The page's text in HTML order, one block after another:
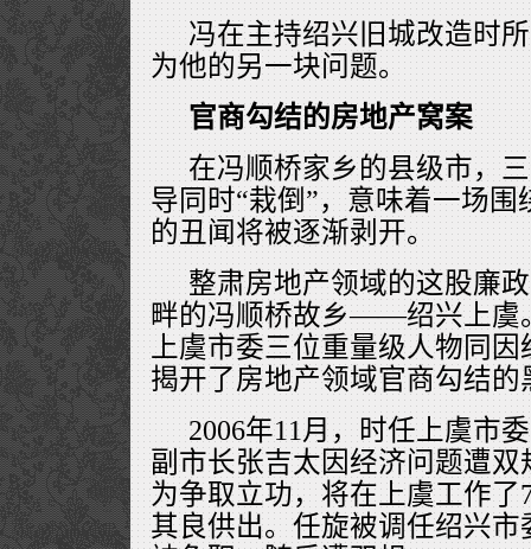
冯在主持绍兴旧城改造时
为他的另一块问题。
官商勾结的房地产窝案
在冯顺桥家乡的县级市，
导同时“栽倒”，意味着一场
的丑闻将被逐渐剥开。
整肃房地产领域的这股廉
畔的冯顺桥故乡——绍兴上虞
上虞市委三位重量级人物同
揭开了房地产领域官商勾结的
2006年11月，时任上虞市
副市长张吉太因经济问题遭
为争取立功，将在上虞工作
其良供出。任旋被调任绍兴